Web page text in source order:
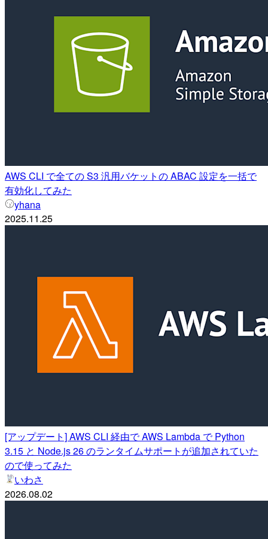
AWS CLI で全ての S3 汎用バケットの ABAC 設定を一括で
有効化してみた
yhana
2025.11.25
[アップデート] AWS CLI 経由で AWS Lambda で Python
3.15 と Node.js 26 のランタイムサポートが追加されていた
ので使ってみた
いわさ
2026.08.02